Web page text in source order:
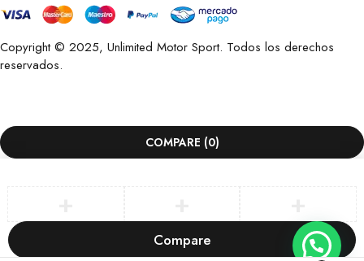
Copyright © 2025, Unlimited Motor Sport. Todos los derechos
reservados.
COMPARE (0)
Compare